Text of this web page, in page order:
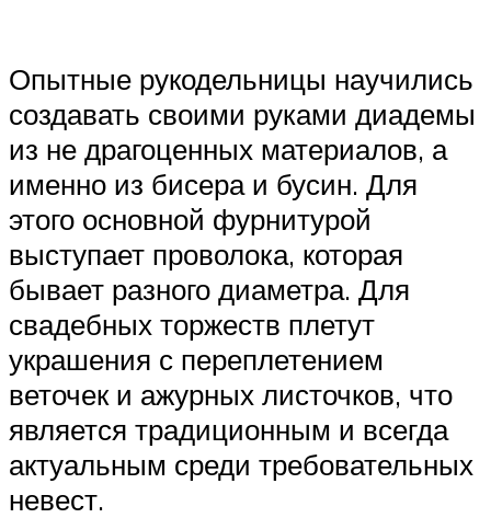
Опытные рукодельницы научились
создавать своими руками диадемы
из не драгоценных материалов, а
именно из бисера и бусин. Для
этого основной фурнитурой
выступает проволока, которая
бывает разного диаметра. Для
свадебных торжеств плетут
украшения с переплетением
веточек и ажурных листочков, что
является традиционным и всегда
актуальным среди требовательных
невест.